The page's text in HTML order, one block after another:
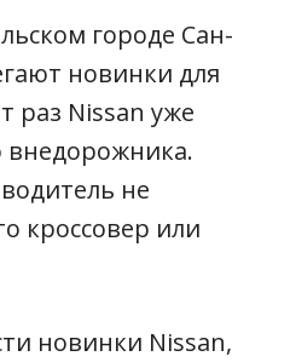
городе Сан-
новинки для
раз Nissan уже
внедорожника.
не
кроссовер или
новинки Nissan,